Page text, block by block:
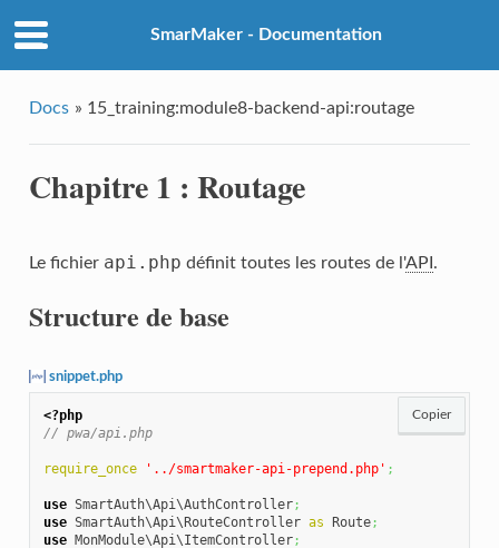
SmarMaker - Documentation
Docs » 15_training:module8-backend-api:routage
Chapitre 1 : Routage
Le fichier api.php définit toutes les routes de l'API.
Structure de base
snippet.php
<?php
// pwa/api.php
require_once '../smartmaker-api-prepend.php' ;
use SmartAuth\Api\AuthController;
use SmartAuth\Api\RouteController as Route;
use MonModule\Api\ItemController;
Copier